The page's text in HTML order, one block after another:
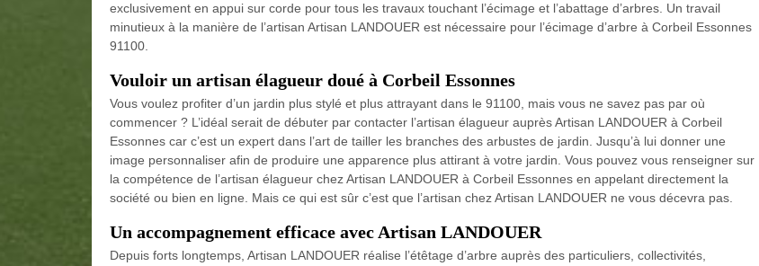
exclusivement en appui sur corde pour tous les travaux touchant l’écimage et l’abattage d’arbres. Un travail
minutieux à la manière de l’artisan Artisan LANDOUER est nécessaire pour l’écimage d’arbre à Corbeil Essonnes
91100.
Vouloir un artisan élagueur doué à Corbeil Essonnes
Vous voulez profiter d’un jardin plus stylé et plus attrayant dans le 91100, mais vous ne savez pas par où
commencer ? L’idéal serait de débuter par contacter l’artisan élagueur auprès Artisan LANDOUER à Corbeil
Essonnes car c’est un expert dans l’art de tailler les branches des arbustes de jardin. Jusqu’à lui donner une
image personnaliser afin de produire une apparence plus attirant à votre jardin. Vous pouvez vous renseigner sur
la compétence de l’artisan élagueur chez Artisan LANDOUER à Corbeil Essonnes en appelant directement la
société ou bien en ligne. Mais ce qui est sûr c’est que l’artisan chez Artisan LANDOUER ne vous décevra pas.
Un accompagnement efficace avec Artisan LANDOUER
Depuis forts longtemps, Artisan LANDOUER réalise l’étêtage d’arbre auprès des particuliers, collectivités,